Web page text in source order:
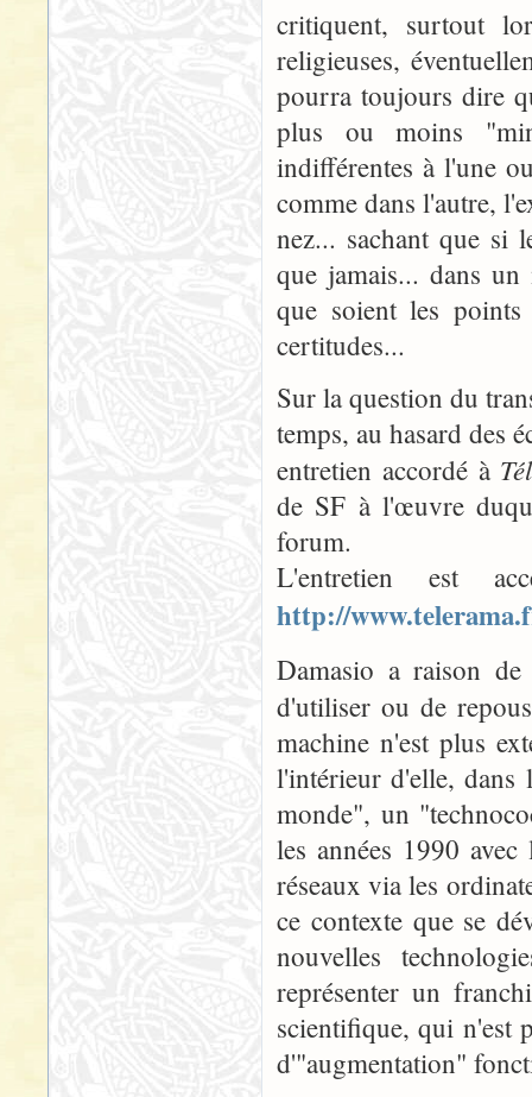
critiquent, surtout
religieuses,
pourra toujours dire
plus ou moins
indifférentes à l'une
comme dans l'autre,
nez... sachant que si
que jamais... dans
que soient les
certitudes...
Sur la question du
temps, au hasard des
entretien accordé à
de SF à l'œuvre
forum.
L'entretien est
http://
Damasio a raison
d'utiliser ou de
machine n'est plus
l'intérieur d'elle, dans
monde", un
les années 1990
réseaux via les
ce contexte que se
nouvelles
représenter un
scientifique, qui n'est
d'"augmentation"